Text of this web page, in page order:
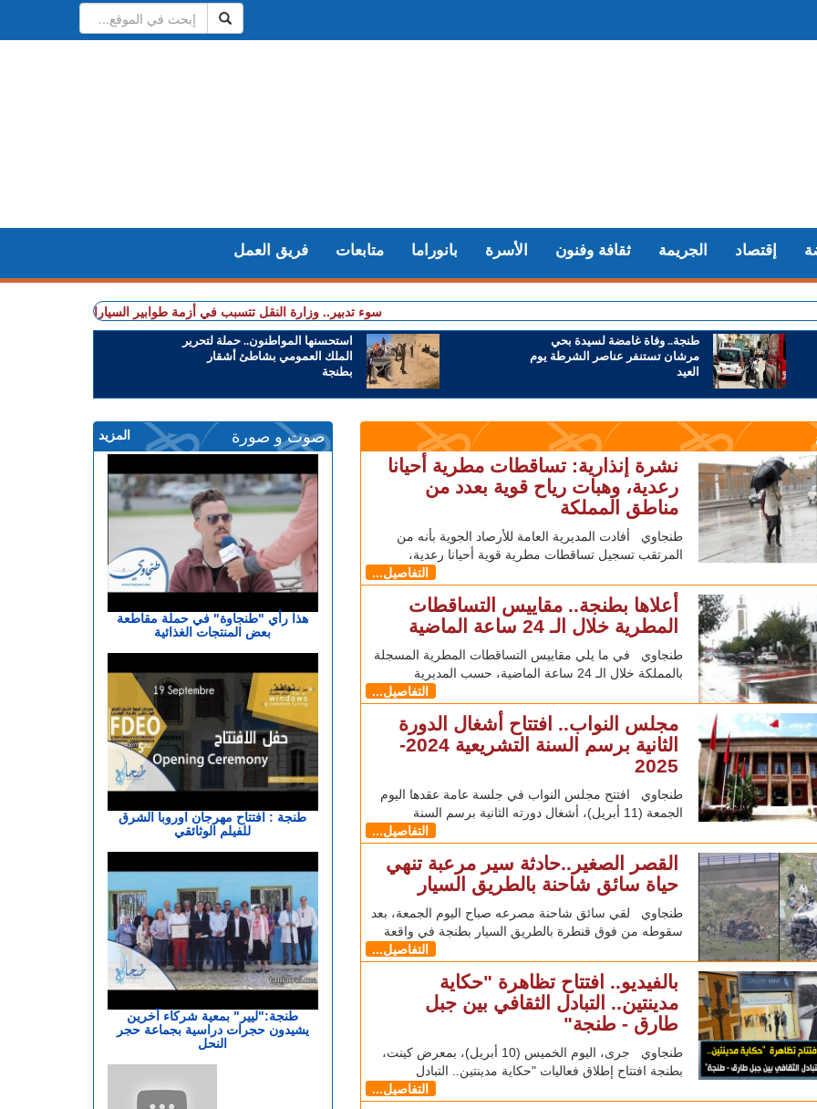
فريق العمل متابعات بانوراما الأسرة ثقافة وفنون الجريمة إقتصاد
+ سوء تدبير.. وزارة النقل تتسبب في أزمة طوابير السيارات أمام مراكز الفحص
استحسنها المواطنون.. حملة لتحرير
الملك العمومي بشاطئ أشقار
بطنجة
طنجة.. وفاة غامضة لسيدة بحي
مرشان تستنفر عناصر الشرطة يوم
العيد
نشرة إنذارية: تساقطات مطرية أحيانا
رعدية، وهبات رياح قوية بعدد من
مناطق المملكة
طنجاوي أفادت المديرية العامة للأرصاد الجوية بأنه من
المرتقب تسجيل تساقطات مطرية قوية أحيانا رعدية،
التفاصيل...
أعلاها بطنجة.. مقاييس التساقطات
المطرية خلال الـ 24 ساعة الماضية
طنجاوي في ما يلي مقاييس التساقطات المطرية المسجلة
بالمملكة خلال الـ 24 ساعة الماضية، حسب المديرية
التفاصيل...
مجلس النواب.. افتتاح أشغال الدورة
الثانية برسم السنة التشريعية 2024-
2025
طنجاوي افتتح مجلس النواب في جلسة عامة عقدها اليوم
الجمعة (11 أبريل)، أشغال دورته الثانية برسم السنة
التفاصيل...
القصر الصغير..حادثة سير مرعبة تنهي
حياة سائق شاحنة بالطريق السيار
طنجاوي لقي سائق شاحنة مصرعه صباح اليوم الجمعة، بعد
سقوطه من فوق قنطرة بالطريق السيار بطنجة في واقعة
التفاصيل...
بالفيديو.. افتتاح تظاهرة "حكاية
مدينتين.. التبادل الثقافي بين جبل
طارق - طنجة"
طنجاوي جرى، اليوم الخميس (10 أبريل)، بمعرض كينت،
بطنجة افتتاح إطلاق فعاليات "حكاية مدينتين.. التبادل
التفاصيل...
المزيد صوت و صورة
هذا رأي "طنجاوة" في حملة مقاطعة
بعض المنتجات الغذائية
طنجة : افتتاح مهرجان اوروبا الشرق
للفيلم الوثائقي
طنجة:"ليير" بمعية شركاء آخرين
يشيدون حجرات دراسية بجماعة حجر
النحل